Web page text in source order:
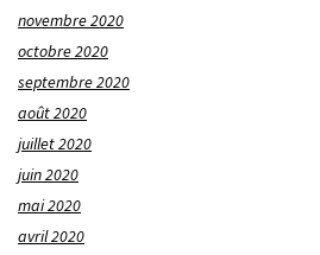
novembre 2020
octobre 2020
septembre 2020
août 2020
juillet 2020
juin 2020
mai 2020
avril 2020